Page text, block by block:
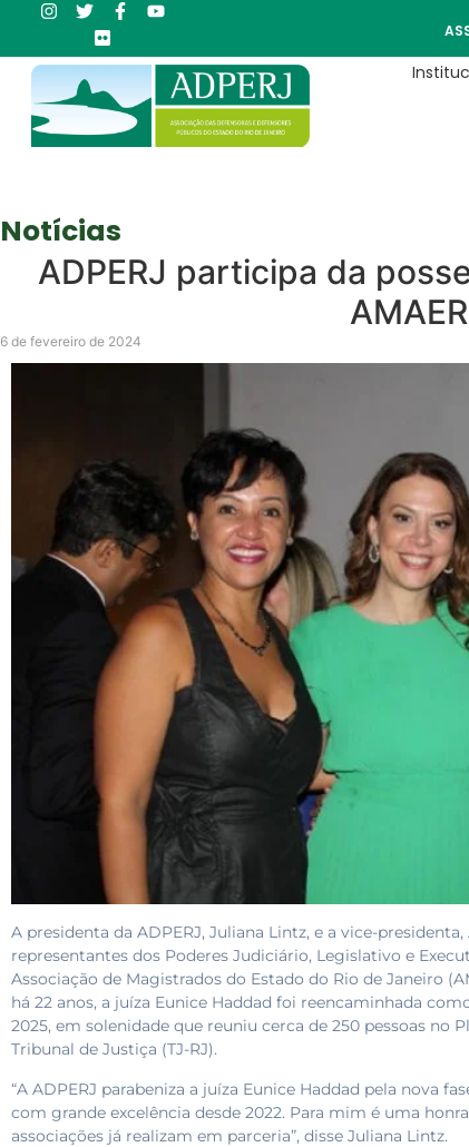
Notícias
ADPERJ participa da
6 de fevereiro de 2024
A presidenta da ADPERJ, Juliana Lintz, e a vice-
representantes dos Poderes Judiciário, Legislativo e
Associação de Magistrados do Estado do Rio de Janeiro
há 22 anos, a juíza Eunice Haddad foi reencaminhada
2025, em solenidade que reuniu cerca de 250 pessoas no
Tribunal de Justiça (TJ-RJ).
“A ADPERJ parabeniza a juíza Eunice Haddad pela nova
com grande excelência desde 2022. Para mim é uma
associações já realizam em parceria”, disse Juliana Lintz.